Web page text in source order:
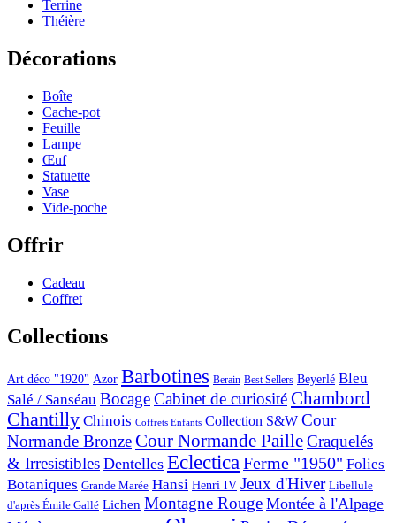
Terrine
Théière
Décorations
Boîte
Cache-pot
Feuille
Lampe
Œuf
Statuette
Vase
Vide-poche
Offrir
Cadeau
Coffret
Collections
Art déco "1920" Azor Barbotines Berain Best Sellers Beyerlé Bleu
Salé / Sanséau BocageCabinet de curiositéChambord
Chantilly Chinois Coffrets Enfants Collection S&W Cour
Normande BronzeCour Normande PailleCraquelés
& Irresistibles Dentelles EclecticaFerme "1950" Folies
Botaniques Grande Marée Hansi Henri IV Jeux d'Hiver Libellule
d'après Émile Gallé Lichen Montagne Rouge Montée à l'Alpage